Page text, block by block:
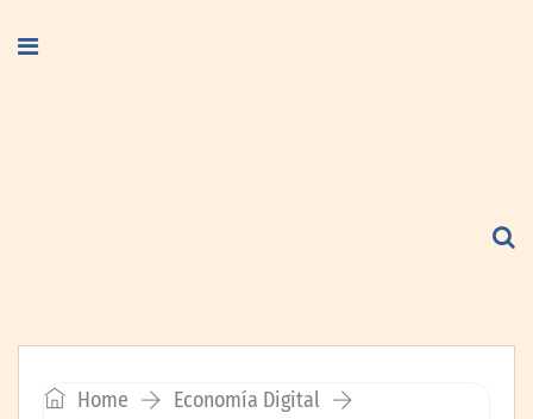
Home
Economía Digital